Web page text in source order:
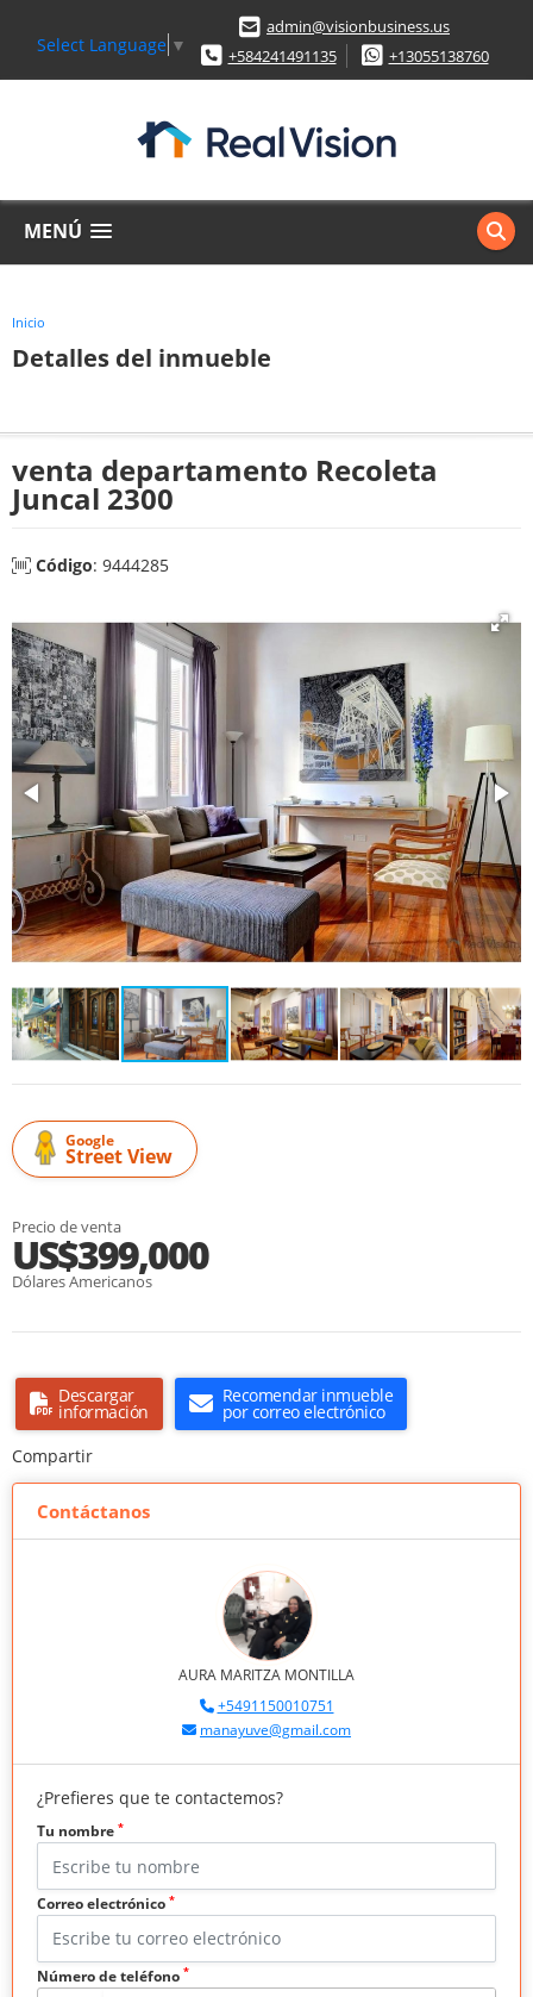
Select Language ▼
admin@visionbusiness.us
+584241491135
+13055138760
MENÚ
Inicio
Detalles del inmueble
venta departamento Recoleta
Juncal 2300
Código: 9444285
Google
Street View
Precio de venta
US$399,000
Dólares Americanos
Descargar
información
Recomendar inmueble
por correo electrónico
Compartir
Contáctanos
AURA MARITZA MONTILLA
+5491150010751
manayuve@gmail.com
¿Prefieres que te contactemos?
Tu nombre *
Correo electrónico *
Número de teléfono *